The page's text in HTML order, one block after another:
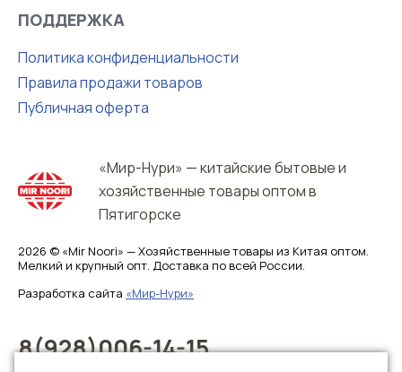
«Мир-Нури» — китайские бытовые и
хозяйственные товары оптом в
Пятигорске
2026 © «Mir Noori» — Хозяйственные товары из Китая оптом.
Мелкий и крупный опт. Доставка по всей России.
Разработка сайта «Мир-Нури»
ПОДДЕРЖКА
Политика конфиденциальности
Правила продажи товаров
Публичная оферта
8(928)006-14-15